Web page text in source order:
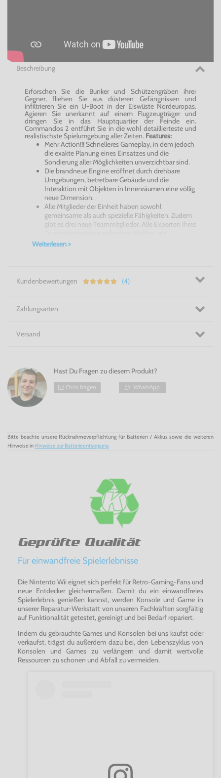
Beschreibung
Erforschen Sie die Bunker und Schützengräben ihrer
Gegner, fliehen Sie aus düsteren Gefängnissen und
infiltrieren Sie ein U-Boot in der Eiswüste Nordeuropas.
Agieren Sie unerkannt auf einem Flugzeugträger und
dringen Sie in das Hauptquartier der Feinde ein.
Commandos 2 entführt Sie in die wohl detaillierteste und
realistischste Spielumgebung aller Zeiten. Features:
Mehr Action!!! Schnelleres Gameplay, in dem jedoch
die exakte Planung eines Einsatzes und die
Sondierung aller Möglichkeiten unverzichtbar sind.
Die brandneue Engine eröffnet durch drehbare
Umgebungen, betretbare Gebäude und die
Interaktion mit Objekten in Innenräumen eine völlig
neue Dimension.
Alle Mitglieder der Einheit haben sowohl
gemeinsame als auch spezielle Fähigkeiten. Zudem
gibt es drei neue Teammitglieder. Alle Experten Ihres
Gegenstände untereinander austauschen.
aus dem 2. Weltkrieg modelliert. Freuen Sie sich auf
viele interessante Fahrzeuge. ...
Weiterlesen >
Kundenbewertungen (4)
Zahlungsarten
Versand
Hast Du Fragen zu diesem Produkt?
Chris fragen WhatsApp
Bitte beachte unsere Rücknahmeverpflichtung für Batterien / Akkus sowie die weiteren
Hinweise in Hinweise zur Batterieentsorgung
Geprüfte Qualität
Für einwandfreie Spielerlebnisse
Die Nintento Wii eignet sich perfekt für Retro-Gaming-Fans und
neue Entdecker gleichermaßen. Damit du ein einwandfreies
Spielerlebnis genießen kannst, werden Konsole und Game in
unserer Reparatur-Werkstatt von unseren Fachkräften sorgfältig
auf Funktionalität getestet, gereinigt und bei Bedarf repariert.
Indem du gebrauchte Games und Konsolen bei uns kaufst oder
verkaufst, trägst du außerdem dazu bei, den Lebenszyklus von
Konsolen und Games zu verlängern und damit wertvolle
Ressourcen zu schonen und Abfall zu vermeiden.